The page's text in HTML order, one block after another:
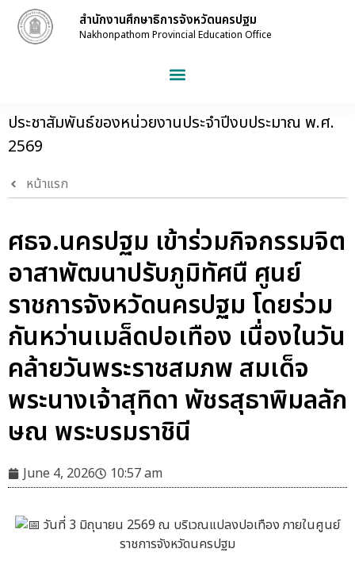
สำนักงานศึกษาธิการจังหวัดนครปฐม
Nakhonpathom Provincial Education Office
ประชาสัมพันธ์ของหน่วยงานประจำปีงบประมาณ พ.ศ.
2569
หน้าแรก
ศธจ.นครปฐม เข้าร่วมกิจกรรมจิต
อาสาพัฒนาปรับภูมิทัศนื ศูนย์
ราชการจังหวัดนครปฐม โดยร่วม
กันหว่านเมล็ดปอเทือง เนื่องในวัน
คล้ายวันพระราชสมภพ สมเด็จ
พระนางเจ้าสุทิดา พัชรสุธาพิมลลัก
ษณ พระบรมราชินี
June 4, 2026 10:57 am
วันที่ 3 มิถุนายน 2569 ณ บริเวณแปลงปอเทือง ภายในศูนย์
ราชการจังหวัดนครปฐม